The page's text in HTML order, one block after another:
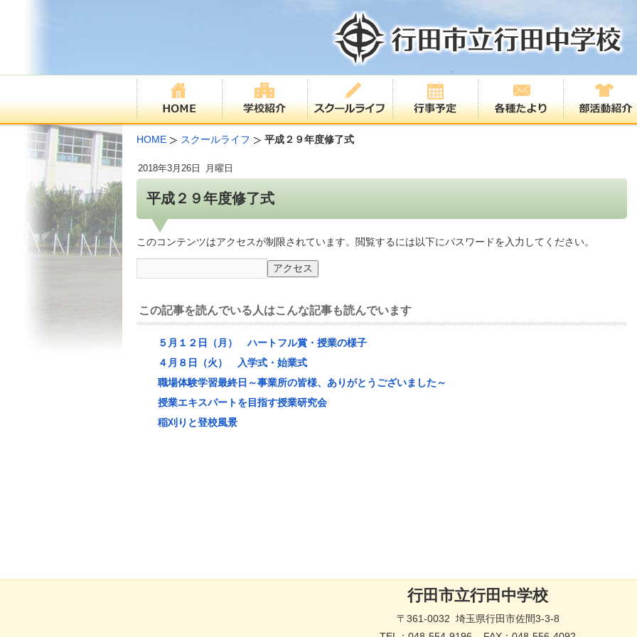
HOME スクールライフ 平成２９年度修了式
平成２９年度修了式
2018年3月26日 月曜日
このコンテンツはアクセスが制限されています。閲覧するには以下にパスワードを入力してください。
この記事を読んでいる人はこんな記事も読んでいます
５月１２日（月） ハートフル賞・授業の様子
４月８日（火） 入学式・始業式
職場体験学習最終日～事業所の皆様、ありがとうございました～
授業エキスパートを目指す授業研究会
稲刈りと登校風景
行田市立行田中学校
〒361-0032 埼玉県行田市佐間3-3-8